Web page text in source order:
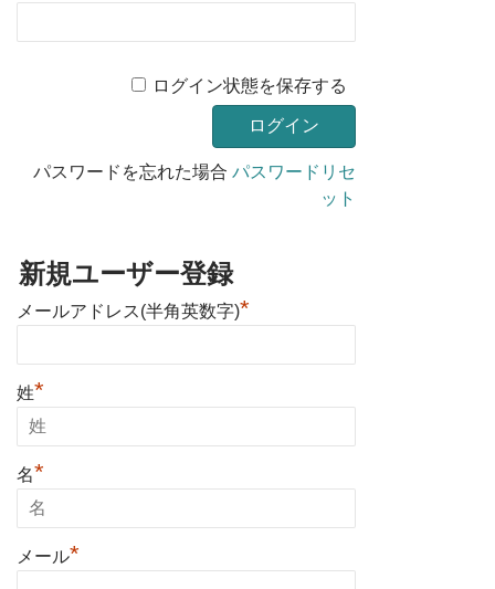
ログイン状態を保存する
パスワードを忘れた場合パスワードリセ
ット
新規ユーザー登録
メールアドレス(半角英数字)*
姓*
名*
メール*